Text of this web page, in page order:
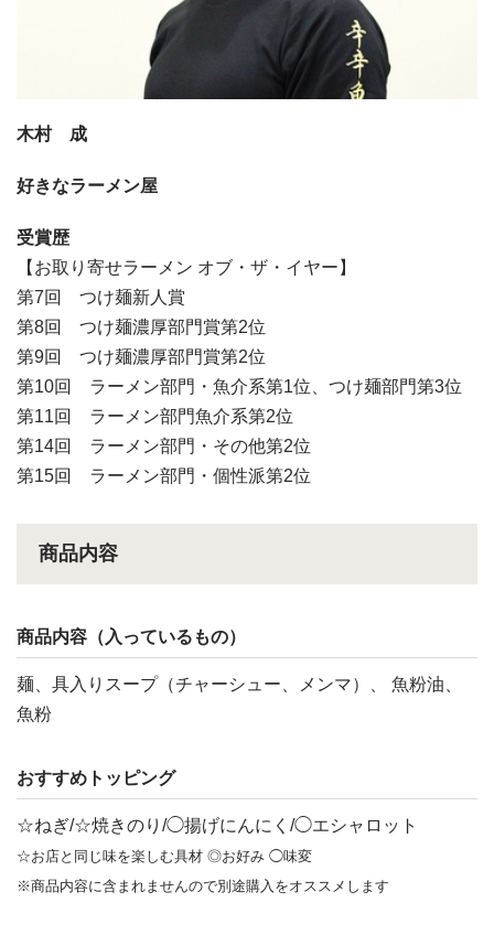
木村 成
好きなラーメン屋
受賞歴
【お取り寄せラーメン オブ・ザ・イヤー】
第7回 つけ麺新人賞
第8回 つけ麺濃厚部門賞第2位
第9回 つけ麺濃厚部門賞第2位
第10回 ラーメン部門・魚介系第1位、つけ麺部門第3位
第11回 ラーメン部門魚介系第2位
第14回 ラーメン部門・その他第2位
第15回 ラーメン部門・個性派第2位
商品内容
商品内容（入っているもの）
麺、具入りスープ（チャーシュー、メンマ）、 魚粉油、
魚粉
おすすめトッピング
☆ねぎ/☆焼きのり/◯揚げにんにく/◯エシャロット
☆お店と同じ味を楽しむ具材 ◎お好み ◯味変
※商品内容に含まれませんので別途購入をオススメします